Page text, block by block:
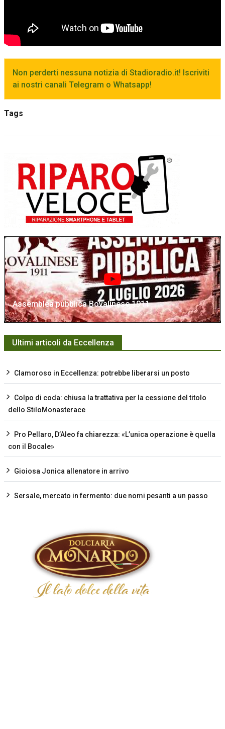
Non perderti nessuna notizia di Stadioradio.it! Iscriviti
ai nostri canali Telegram o Whatsapp!
Tags
Assemblea pubblica Bovalinese 1911
Ultimi articoli da Eccellenza
Clamoroso in Eccellenza: potrebbe liberarsi un posto
Colpo di coda: chiusa la trattativa per la cessione del titolo
dello StiloMonasterace
Pro Pellaro, D’Aleo fa chiarezza: «L’unica operazione è quella
con il Bocale»
Gioiosa Jonica allenatore in arrivo
Sersale, mercato in fermento: due nomi pesanti a un passo